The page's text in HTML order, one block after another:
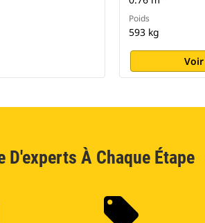
Poids
593 kg
D'experts À Chaque Étape